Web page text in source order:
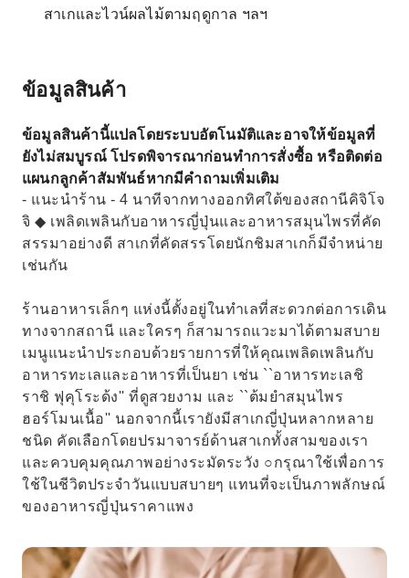
สาเกและไวน์ผลไม้ตามฤดูกาล ฯลฯ
ข้อมูลสินค้า
ข้อมูลสินค้านี้แปลโดยระบบอัตโนมัติและอาจให้ข้อมูลที่
ยังไม่สมบูรณ์ โปรดพิจารณาก่อนทำการสั่งซื้อ หรือติดต่อ
แผนกลูกค้าสัมพันธ์หากมีคำถามเพิ่มเติม
- แนะนำร้าน - 4 นาทีจากทางออกทิศใต้ของสถานีคิจิโจ
จิ ◆ เพลิดเพลินกับอาหารญี่ปุ่นและอาหารสมุนไพรที่คัด
สรรมาอย่างดี สาเกที่คัดสรรโดยนักชิมสาเกก็มีจำหน่าย
เช่นกัน
ร้านอาหารเล็กๆ แห่งนี้ตั้งอยู่ในทำเลที่สะดวกต่อการเดิน
ทางจากสถานี และใครๆ ก็สามารถแวะมาได้ตามสบาย
เมนูแนะนำประกอบด้วยรายการที่ให้คุณเพลิดเพลินกับ
อาหารทะเลและอาหารที่เป็นยา เช่น ``อาหารทะเลชิ
ราชิ ฟุคุโระด้ง'' ที่ดูสวยงาม และ ``ต้มยำสมุนไพร
ฮอร์โมนเนื้อ'' นอกจากนี้เรายังมีสาเกญี่ปุ่นหลากหลาย
ชนิด คัดเลือกโดยปรมาจารย์ด้านสาเกทั้งสามของเรา
และควบคุมคุณภาพอย่างระมัดระวัง ○กรุณาใช้เพื่อการ
ใช้ในชีวิตประจำวันแบบสบายๆ แทนที่จะเป็นภาพลักษณ์
ของอาหารญี่ปุ่นราคาแพง